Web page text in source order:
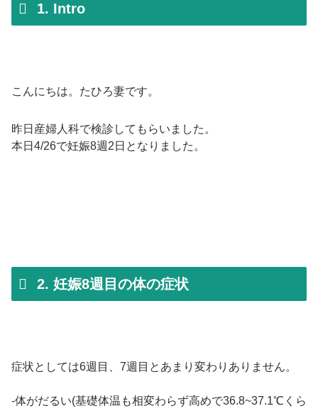
1. Intro
こんにちは。たひろ妻です。
昨日産婦人科で検診してもらいました。
本日4/26で妊娠8週2日となりました。
2. 妊娠8週目の体の症状
症状としては6週目、7週目とあまり変わりありません。
-体がだるい(基礎体温も相変わらず高めで36.8~37.1℃くら